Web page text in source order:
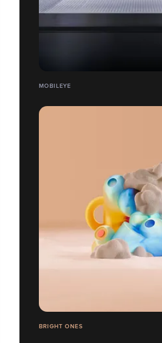
MOBILEYE
BRIGHT ONES